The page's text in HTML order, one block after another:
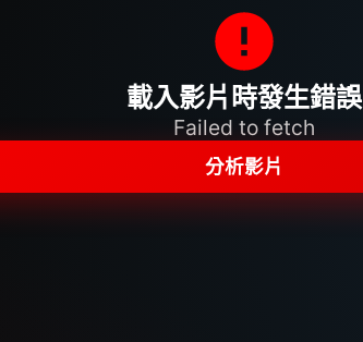
載入影片時發生錯誤
Failed to fetch
分析影片